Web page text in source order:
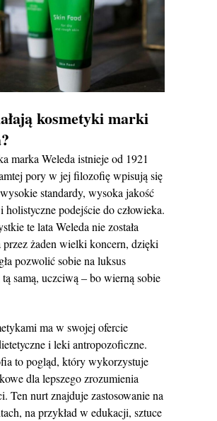
kosmetyki marki
marka Weleda istnieje od 1921
pory w jej filozofię wpisują się
wysokie standardy, wysoka jakość
holistyczne podejście do człowieka.
te lata Weleda nie została
przez żaden wielki koncern, dzięki
pozwolić sobie na luksus
samą, uczciwą ‒ bo wierną sobie
ma w swojej ofercie
i leki antropozoficzne.
to pogląd, który wykorzystuje
dla lepszego zrozumienia
Ten nurt znajduje zastosowanie na
na przykład w edukacji, sztuce